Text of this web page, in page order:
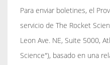
Para enviar boletines, el
servicio de The Rocket
Leon Ave. NE, Suite 5000,
Science"), basado en una